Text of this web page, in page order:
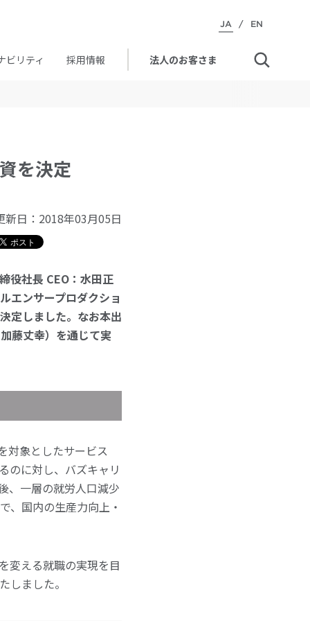
JA / EN
ビリティ 採用情報 法人のお客さま
を決定
新日： 2018年03月05日
役社長 CEO：水田正
エンサープロダクショ
定しました。なお本出
藤丈幸）を通じて実
対象としたサービス
のに対し、バズキャリ
、一層の就労人口減少
、国内の生産力向上・
変える就職の実現を目
しました。